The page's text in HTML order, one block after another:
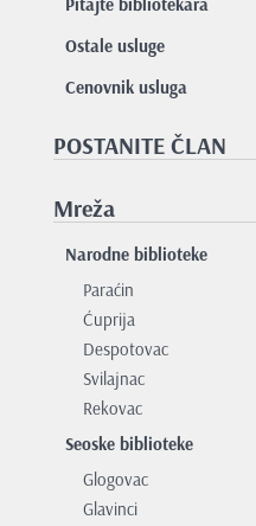
Pitajte bibliotekara
Ostale usluge
Cenovnik usluga
POSTANITE ČLAN
Mreža
Narodne biblioteke
Paraćin
Ćuprija
Despotovac
Svilajnac
Rekovac
Seoske biblioteke
Glogovac
Glavinci